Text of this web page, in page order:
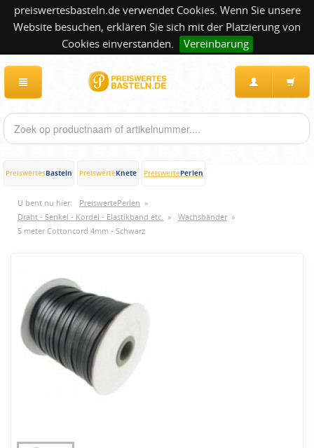
preiswertesbasteln.de verwendet Cookies. Wenn Sie unsere
Website besuchen, erklären Sie sich mit der Platzierung von
Cookies einverstanden.
Vereinbarung
PreiswertesBasteln PreiswerteKnete PreiswertePerlen
U bent nu hier: PreiswertePerlen »
Draht - Senkel - Kordel - Elastikband etc. » Wachsbänder»
5 meter Cottoncord 4mm - Schwarz